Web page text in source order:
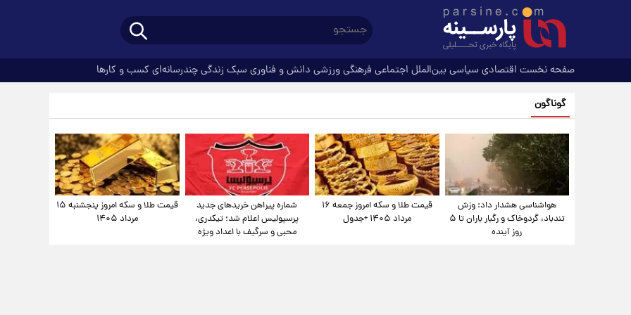
صفحه نخست اقتصادی سیاسی بین‌الملل اجتماعی فرهنگیورزشی دانش و فناوری سبک زندگیچندرسانه‌ای کسب و کارها
گوناگون
هواشناسی هشدار داد: وزش
تندباد، گردوخاک و رگبار باران تا ۵
روز آینده
قیمت طلا و سکه امروز جمعه ۱۶
مرداد ۱۴۰۵ +جدول
شماره پیراهن خریدهای جدید
پرسپولیس اعلام شد؛ تیکدری،
محبی و سرگیف با اعداد ویژه
قیمت طلا و سکه امروز پنجشنبه ۱۵
مرداد ۱۴۰۵